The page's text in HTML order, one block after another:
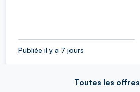
Publiée il y a 7 jours
Toutes les offres